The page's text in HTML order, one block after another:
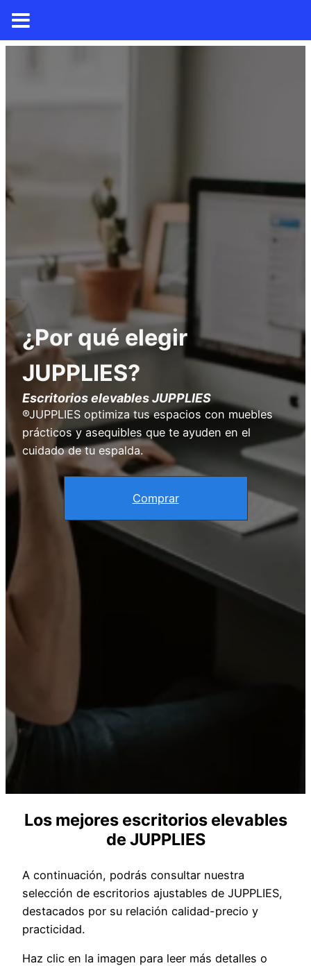
¿Por qué elegir
JUPPLIES?
Escritorios elevables JUPPLIES
®JUPPLIES optimiza tus espacios con muebles
prácticos y asequibles que te ayuden en el
cuidado de tu espalda.
Comprar
Los mejores escritorios elevables
de JUPPLIES
A continuación, podrás consultar nuestra
selección de escritorios ajustables de JUPPLIES,
destacados por su relación calidad-precio y
practicidad.
Haz clic en la imagen para leer más detalles o